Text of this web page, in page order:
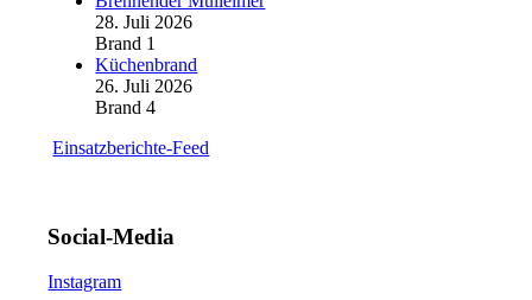
28. Juli 2026
Brand 1
Küchenbrand
26. Juli 2026
Brand 4
Einsatzberichte-Feed
Social-Media
Instagram